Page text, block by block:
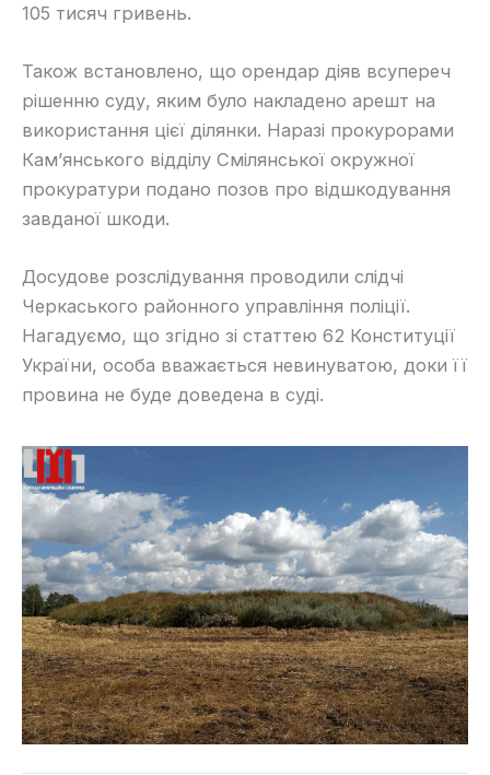
105 тисяч гривень.
Також встановлено, що орендар діяв всупереч
рішенню суду, яким було накладено арешт на
використання цієї ділянки. Наразі прокурорами
Кам’янського відділу Смілянської окружної
прокуратури подано позов про відшкодування
завданої шкоди.
Досудове розслідування проводили слідчі
Черкаського районного управління поліції.
Нагадуємо, що згідно зі статтею 62 Конституції
України, особа вважається невинуватою, доки її
провина не буде доведена в суді.